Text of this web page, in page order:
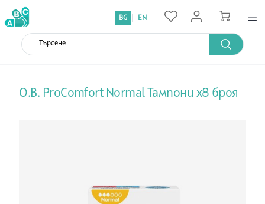
BG EN
O.B. ProComfort Normal Тампони х8 броя